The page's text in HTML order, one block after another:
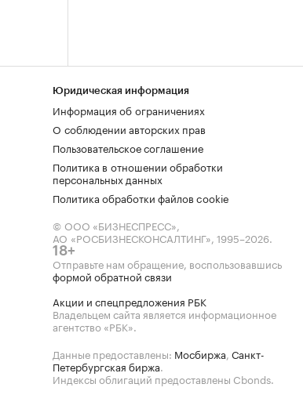
Юридическая информация
Информация об ограничениях
О соблюдении авторских прав
Пользовательское соглашение
Политика в отношении обработки
персональных данных
Политика обработки файлов cookie
© ООО «БИЗНЕСПРЕСС»,
АО «РОСБИЗНЕСКОНСАЛТИНГ», 1995–2026.
18+
Отправьте нам обращение, воспользовавшись
формой обратной связи
Акции и спецпредложения РБК
Владельцем сайта является информационное
агентство «РБК».
Данные предоставлены: Мосбиржа, Санкт-
Петербургская биржа.
Индексы облигаций предоставлены Cbonds.